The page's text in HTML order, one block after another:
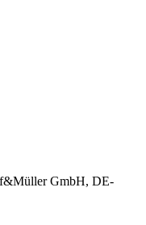
GmbH, DE-